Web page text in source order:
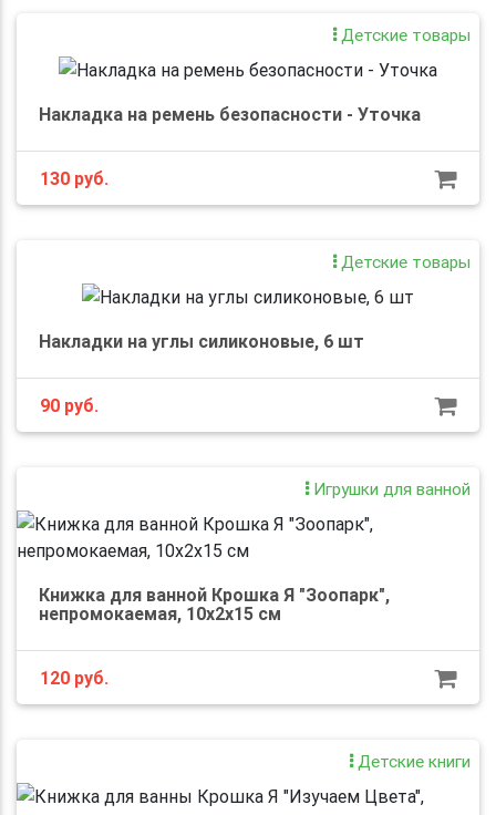
Детские товары
Накладка на ремень безопасности - Уточка
130 руб.
Детские товары
Накладки на углы силиконовые, 6 шт
90 руб.
Игрушки для ванной
Книжка для ванной Крошка Я "Зоопарк",
непромокаемая, 10x2x15 см
120 руб.
Детские книги